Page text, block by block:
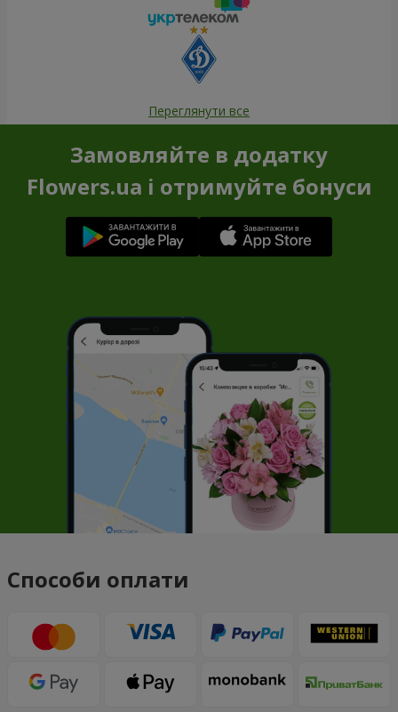
Переглянути все
Замовляйте в додатку
Flowers.ua і отримуйте бонуси
Способи оплати